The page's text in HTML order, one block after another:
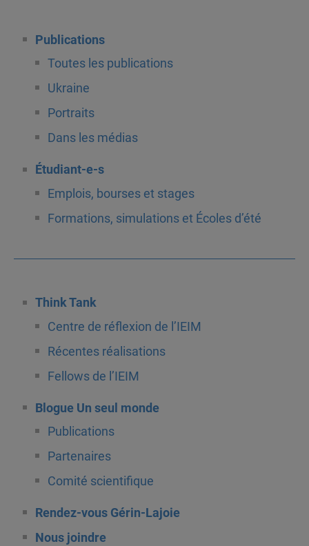
Publications
Toutes les publications
Ukraine
Portraits
Dans les médias
Étudiant-e-s
Emplois, bourses et stages
Formations, simulations et Écoles d’été
Think Tank
Centre de réflexion de l’IEIM
Récentes réalisations
Fellows de l’IEIM
Blogue Un seul monde
Publications
Partenaires
Comité scientifique
Rendez-vous Gérin-Lajoie
Nous joindre